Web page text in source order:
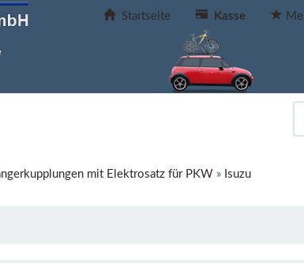
Startseite Kasse
mit Elektrosatz für PKW » Isuzu